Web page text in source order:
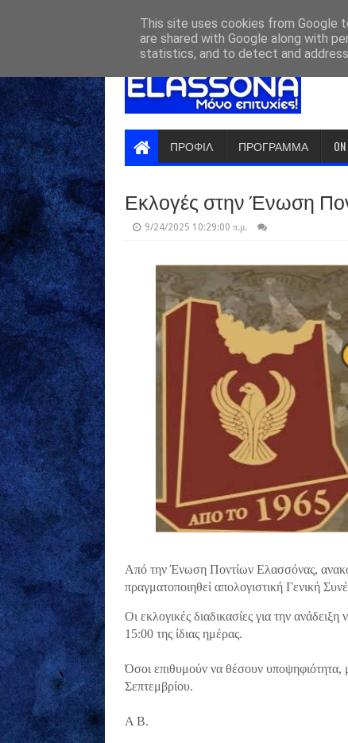
ΠΡΟΦΙΛ ΠΡΟΓΡΑΜΜΑ
Εκλογές στην Ένωση
9/24/2025 10:29:00 π.μ.
Από την Ένωση Ποντίων Ελασσόνας,
πραγματοποιηθεί απολογιστική Γενική
Οι εκλογικές διαδικασίες για την
15:00 της ίδιας ημέρας.
Όσοι επιθυμούν να θέσουν
Σεπτεμβρίου.
Α Β.
This site uses cookies from Google
are shared with Google along with
statistics, and to detect and